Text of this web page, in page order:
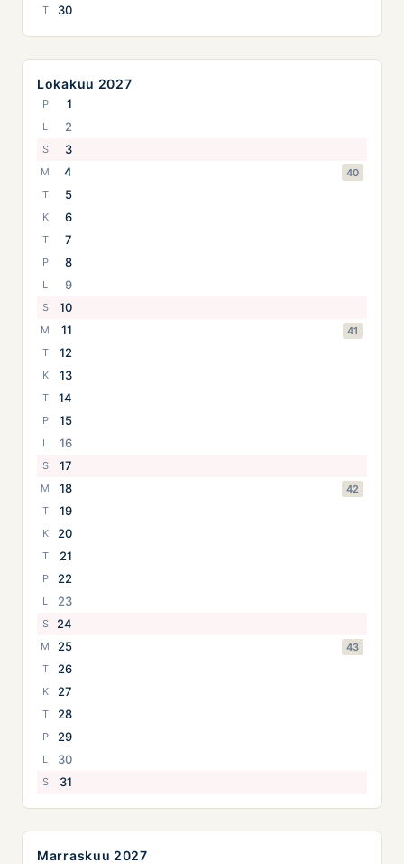
T 30
Lokakuu 2027
P 1
L 2
S 3
M 4
40
T
5
K 6
T 7
P 8
L 9
S 10
M 11
41
T
12
K 13
T 14
P 15
L 16
S 17
M 18
42
T
19
K 20
T 21
P 22
L 23
S 24
M 25
43
T
26
K 27
T 28
P 29
L 30
S 31
Marraskuu 2027